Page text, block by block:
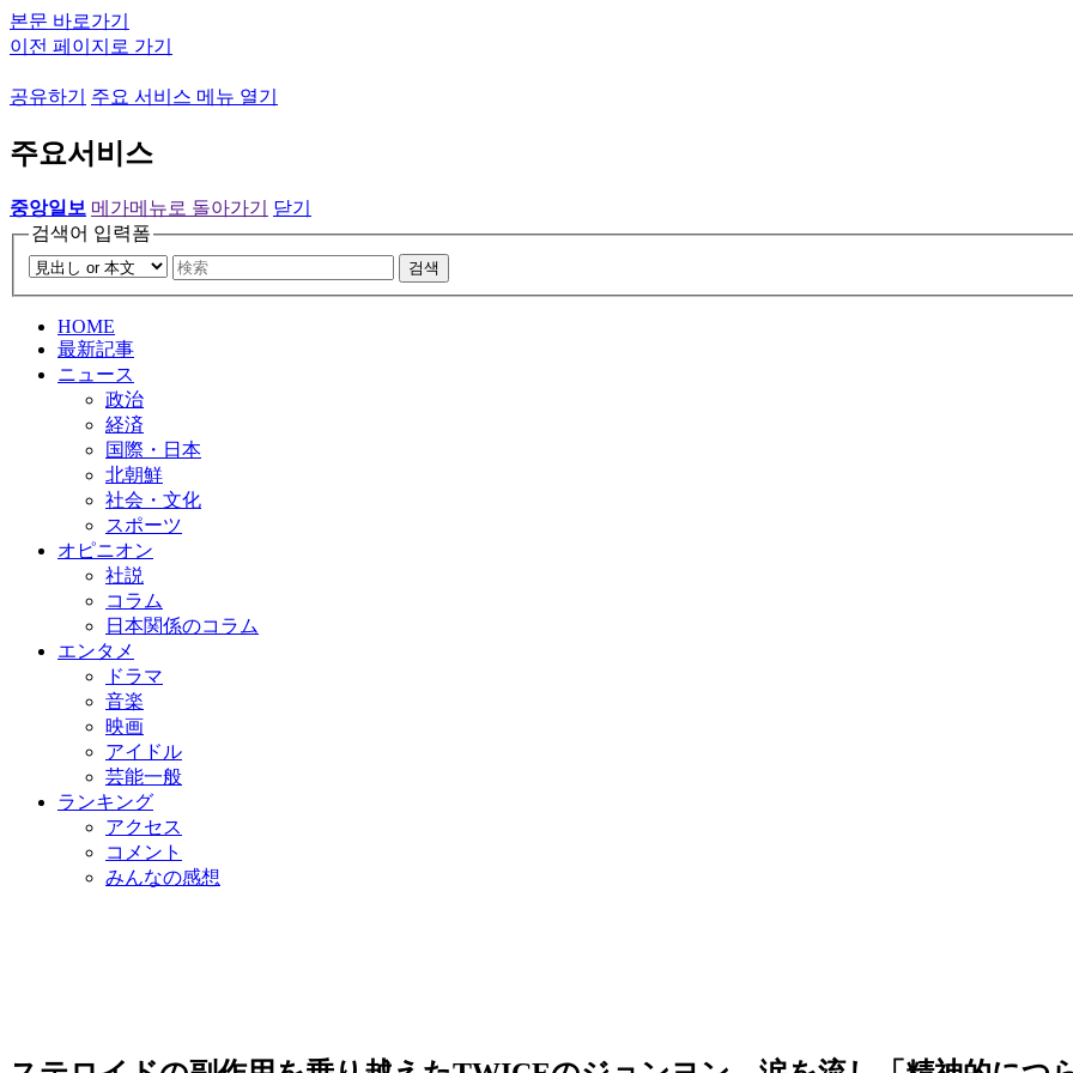
본문 바로가기
이전 페이지로 가기
공유하기 주요 서비스 메뉴 열기
주요서비스
중앙일보 메가메뉴로 돌아가기
닫기
검색어 입력폼
검색
HOME
最新記事
ニュース
政治
経済
国際・日本
北朝鮮
社会・文化
スポーツ
オピニオン
社説
コラム
日本関係のコラム
エンタメ
ドラマ
音楽
映画
アイドル
芸能一般
ランキング
アクセス
コメント
みんなの感想